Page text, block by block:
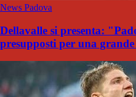
News Padova
Dellavalle si presenta:
presupposti per una